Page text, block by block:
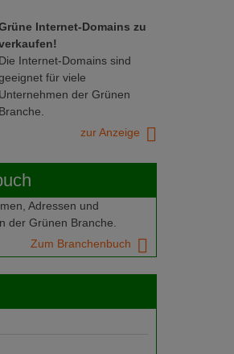
Internet-Domains zu
Die Internet-Domains sind
für viele
Unternehmen der Grünen
Branche.
zur Anzeige
Adressen und
der Grünen Branche.
Zum Branchenbuch